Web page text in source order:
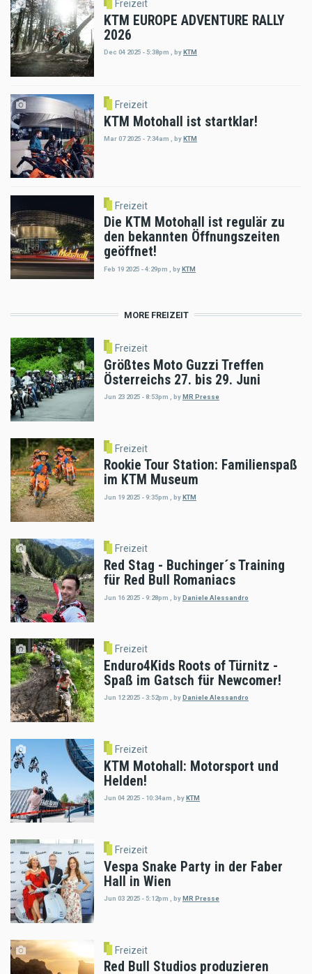
Freizeit
KTM EUROPE ADVENTURE RALLY
2026
Dec 04 2025 - 5:38pm byKTM
Freizeit
KTM Motohall ist startklar!
Mar 07 2025 - 7:34am byKTM
Freizeit
Die KTM Motohall ist regulär zu
den bekannten Öffnungszeiten
geöffnet!
Feb 19 2025 - 4:29pm byKTM
MORE FREIZEIT
Freizeit
Größtes Moto Guzzi Treffen
Österreichs 27. bis 29. Juni
Jun 23 2025 - 8:53pm byMR Presse
Freizeit
Rookie Tour Station: Familienspaß
im KTM Museum
Jun 19 2025 - 9:35pm byKTM
Freizeit
Red Stag - Buchinger´s Training
für Red Bull Romaniacs
Jun 16 2025 - 9:28pm byDaniele Alessandro
Freizeit
Enduro4Kids Roots of Türnitz -
Spaß im Gatsch für Newcomer!
Jun 12 2025 - 3:52pm , byDaniele Alessandro
Freizeit
KTM Motohall: Motorsport und
Helden!
Jun 04 2025 - 10:34am byKTM
Freizeit
Vespa Snake Party in der Faber
Hall in Wien
Jun 03 2025 - 5:12pm byMR Presse
Freizeit
Red Bull Studios produzieren